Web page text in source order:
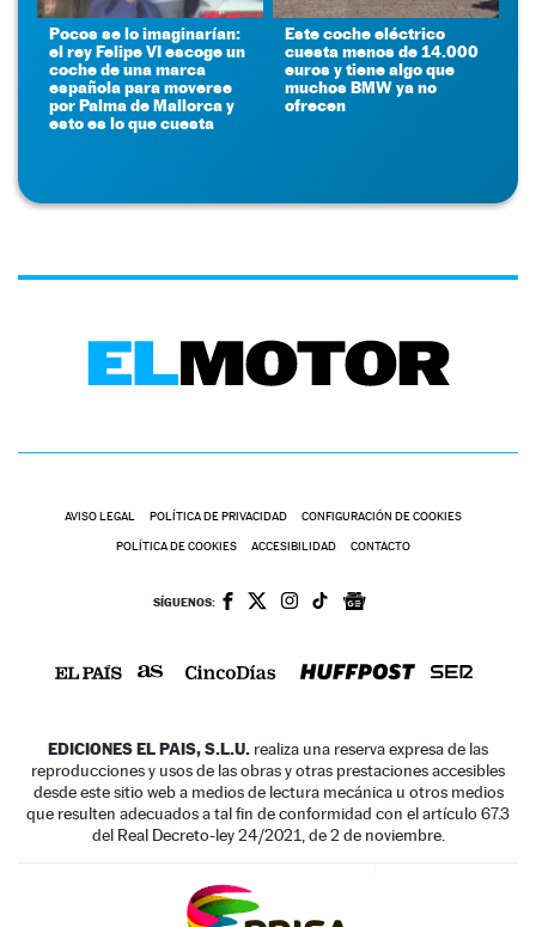
Pocos se lo imaginarían:
el rey Felipe VI escoge un
coche de una marca
española para moverse
por Palma de Mallorca y
esto es lo que cuesta
Este coche eléctrico
cuesta menos de 14.000
euros y tiene algo que
muchos BMW ya no
ofrecen
AVISO LEGAL POLÍTICA DE PRIVACIDAD CONFIGURACIÓN DE COOKIES
POLÍTICA DE COOKIES ACCESIBILIDAD CONTACTO
SÍGUENOS:
EDICIONES EL PAIS, S.L.U. realiza una reserva expresa de las
reproducciones y usos de las obras y otras prestaciones accesibles
desde este sitio web a medios de lectura mecánica u otros medios
que resulten adecuados a tal fin de conformidad con el artículo 67.3
del Real Decreto-ley 24/2021, de 2 de noviembre.